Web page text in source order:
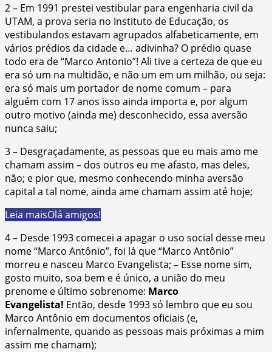
2 – Em 1991 prestei vestibular para engenharia civil da
UTAM, a prova seria no Instituto de Educação, os
vestibulandos estavam agrupados alfabeticamente, em
vários prédios da cidade e… adivinha? O prédio quase
todo era de “Marco Antonio”! Ali tive a certeza de que eu
era só um na multidão, e não um em um milhão, ou seja:
era só mais um portador de nome comum – para
alguém com 17 anos isso ainda importa e, por algum
outro motivo (ainda me) desconhecido, essa aversão
nunca saiu;
3 – Desgraçadamente, as pessoas que eu mais amo me
chamam assim – dos outros eu me afasto, mas deles,
não; e pior que, mesmo conhecendo minha aversão
capital a tal nome, ainda ame chamam assim até hoje;
Leia maisOlá amigos!
4 – Desde 1993 comecei a apagar o uso social desse meu
nome “Marco Antônio”, foi lá que “Marco Antônio”
morreu e nasceu Marco Evangelista; – Esse nome sim,
gosto muito, soa bem e é único, a união do meu
prenome e último sobrenome: Marco
Evangelista! Então, desde 1993 só lembro que eu sou
Marco Antônio em documentos oficiais (e,
infernalmente, quando as pessoas mais próximas a mim
assim me chamam);